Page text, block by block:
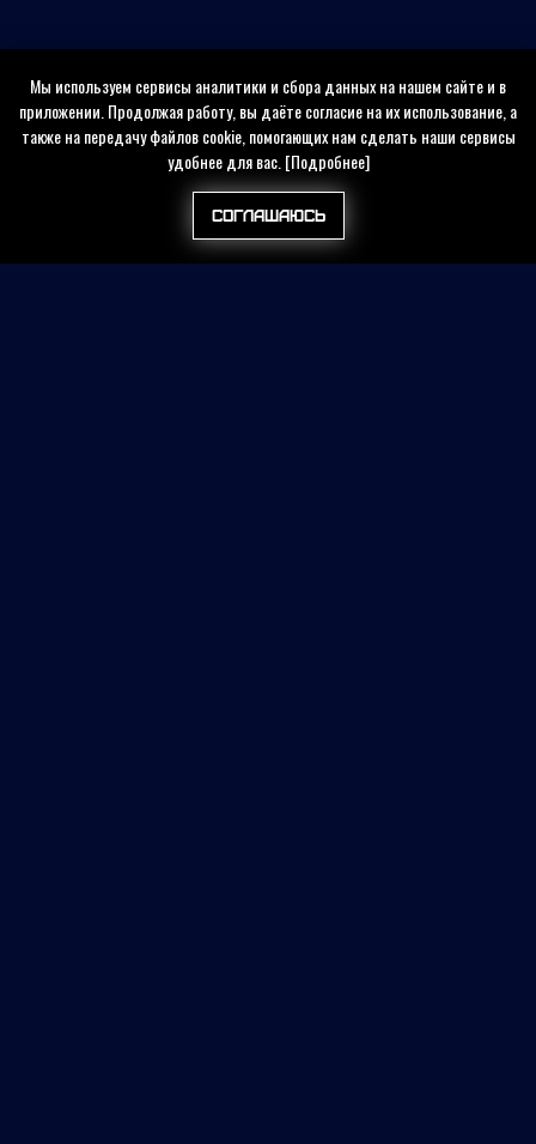
Мы используем сервисы аналитики и сбора данных на нашем сайте и в
приложении. Продолжая работу, вы даёте согласие на их использование, а
также на передачу файлов cookie, помогающих нам сделать наши сервисы
удобнее для вас.[Подробнее]
Соглашаюсь